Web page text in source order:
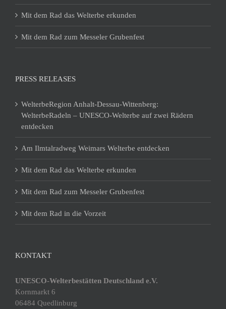
Mit dem Rad das Welterbe erkunden
Mit dem Rad zum Messeler Grubenfest
PRESS RELEASES
WelterbeRegion Anhalt-Dessau-Wittenberg:
WelterbeRadeln – UNESCO-Welterbe auf zwei Rädern
entdecken
Am Ilmtalradweg Weimars Welterbe entdecken
Mit dem Rad das Welterbe erkunden
Mit dem Rad zum Messeler Grubenfest
Mit dem Rad in die Vorzeit
KONTAKT
UNESCO-Welterbestätten Deutschland e.V.
Kornmarkt 6
06484 Quedlinburg